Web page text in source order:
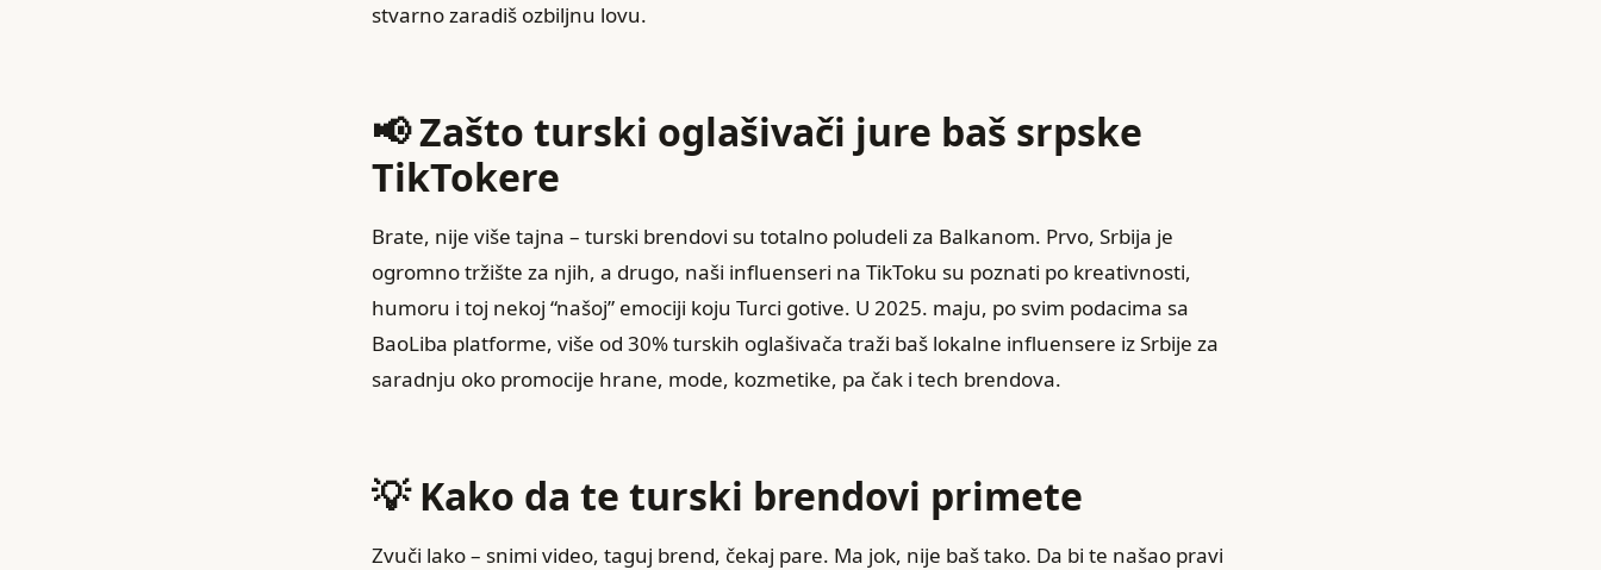
stvarno zaradiš ozbiljnu lovu.
📢 Zašto turski oglašivači jure baš srpske
TikTokere
Brate, nije više tajna – turski brendovi su totalno poludeli za Balkanom. Prvo, Srbija je
ogromno tržište za njih, a drugo, naši influenseri na TikToku su poznati po kreativnosti,
humoru i toj nekoj “našoj” emociji koju Turci gotive. U 2025. maju, po svim podacima sa
BaoLiba platforme, više od 30% turskih oglašivača traži baš lokalne influensere iz Srbije za
saradnju oko promocije hrane, mode, kozmetike, pa čak i tech brendova.
💡 Kako da te turski brendovi primete
Zvuči lako – snimi video, taguj brend, čekaj pare. Ma jok, nije baš tako. Da bi te našao pravi